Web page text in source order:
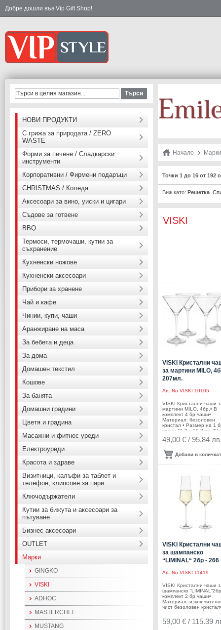
Добре дошли във Vip Gift Shop!
Начало Марки
Точки 1 до 16 от 192
Виж като: Решетка
VISKI
VISKI Кристални
за мартини MILO,
207мл.
Art. No VISKI 10105
VISKI Кристални чаши
мартини MILO, 4бр.• В
комплект 4 бр чаши•
Материал: безоловен
кристал • Размер на 1
чаша: 11,2 х 18,3 см
Вместимост на 1 бр
207 мл• Подходящи за
машинаПроизводител:
Viski® / САЩ
49,00 € / 95.84
Добави в
VISKI Кристални
за шампанско
“LIMINAL“ 2бр -
Art. No VISKI 11419
VISKI Кристални чаши
шампанско
комплект 2 бр чаши•
Материал:
чист безоловен
тесен силует, който
удължава
Ултра тънки и леки•
59,00 € / 115.39
Търси
НОВИ ПРОДУКТИ
С грижа за природата / ZERO
WASTE
Форми за печене / Сладкарски
инструменти
Корпоративни / Фирмени подаръци
CHRISTMAS / Коледа
Аксесоари за вино, уиски и цигари
Съдове за готвене
BBQ
Термоси, термочаши, кутии за
съхранение
Кухненски ножове
Кухненски аксесоари
Прибори за хранене
Чай и кафе
Чинии, купи, чаши
Аранжиране на маса
За бебета и деца
За дома
Домашен текстил
Кошове
За банята
Домашни градини
Цветя и градина
Масажни и фитнес уреди
Електроуреди
Красота и здраве
Визитници, калъфи за таблет и
телефон, клипсове за пари
Ключодържатели
Кутии за бижута и аксесоари за
пътуване
Бизнес аксесоари
OUTLET
Марки
GINGKO
VISKI
ADHOC
MASTERCHEF
MUSTANG